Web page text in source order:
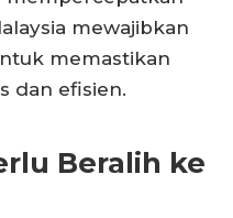
mewajibkan
memastikan
dan efisien.
Beralih ke